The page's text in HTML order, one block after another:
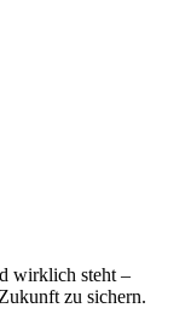
wirklich steht –
zu sichern.